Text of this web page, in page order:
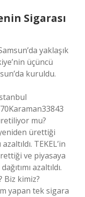
Sigarası
yaklaşık
üçüncü
kuruldu.
mu?
ürettiği
TEKEL’in
ve piyasaya
azaltıldı.
Biz kimiz?
yapan tek sigara